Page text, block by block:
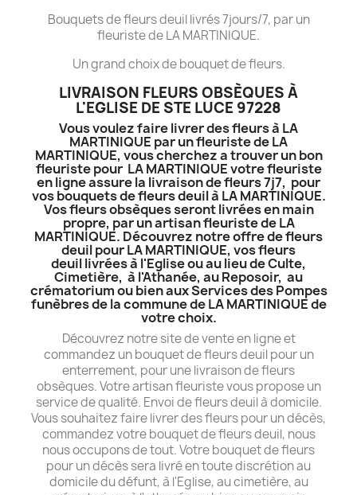
Bouquets de fleurs deuil livrés 7jours/7, par un
fleuriste de LA MARTINIQUE.
Un grand choix de bouquet de fleurs.
LIVRAISON FLEURS OBSÈQUES À
L'EGLISE DE STE LUCE 97228
Vous voulez faire livrer des fleurs à LA
MARTINIQUE par un fleuriste de LA
MARTINIQUE, vous cherchez a trouver un bon
fleuriste pour LA MARTINIQUE votre fleuriste
en ligne assure la livraison de fleurs 7j7, pour
vos bouquets de fleurs deuil à LA MARTINIQUE.
Vos fleurs obsèques seront livrées en main
propre, par un artisan fleuriste de LA
MARTINIQUE. Découvrez notre offre de fleurs
deuil pour LA MARTINIQUE, vos fleurs
deuil livrées à l'Eglise ou au lieu de Culte,
Cimetière, à l'Athanée, au Reposoir, au
crématorium ou bien aux Services des Pompes
funèbres de la commune de LA MARTINIQUE de
votre choix.
Découvrez notre site de vente en ligne et
commandez un bouquet de fleurs deuil pour un
enterrement, pour une livraison de fleurs
obsèques. Votre artisan fleuriste vous propose un
service de qualité. Envoi de fleurs deuil à domicile.
Vous souhaitez faire livrer des fleurs pour un décès,
commandez votre bouquet de fleurs deuil, nous
nous occupons de tout. Votre bouquet de fleurs
pour un décès sera livré en toute discrétion au
domicile du défunt, à l'Eglise, au cimetière, au